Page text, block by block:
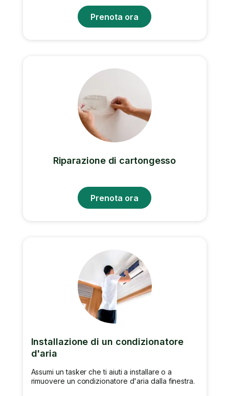
Prenota ora
Riparazione di cartongesso
Prenota ora
Installazione di un condizionatore
d'aria
Assumi un tasker che ti aiuti a installare o a
rimuovere un condizionatore d'aria dalla finestra.